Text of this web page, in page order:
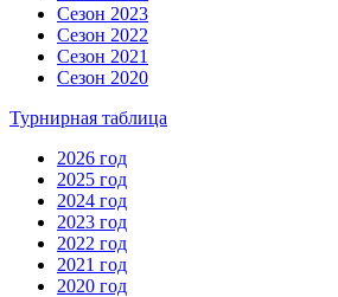
Сезон 2023
Сезон 2022
Сезон 2021
Сезон 2020
Турнирная таблица
2026 год
2025 год
2024 год
2023 год
2022 год
2021 год
2020 год